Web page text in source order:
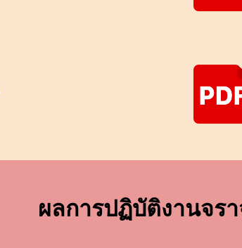
ผลการปฏิบัติงานจร